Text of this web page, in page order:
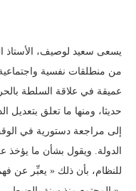
يسعى سعيد لوصيف، الأستاذ
من منطلقات نفسية
عميقة في علاقة السلطة
حديثا، ومنها ما تعلق
إلى مراجعة دستورية في
الدولة. ويقول بشأن ما
للنظام، بأن ذلك « يعبِّر عن